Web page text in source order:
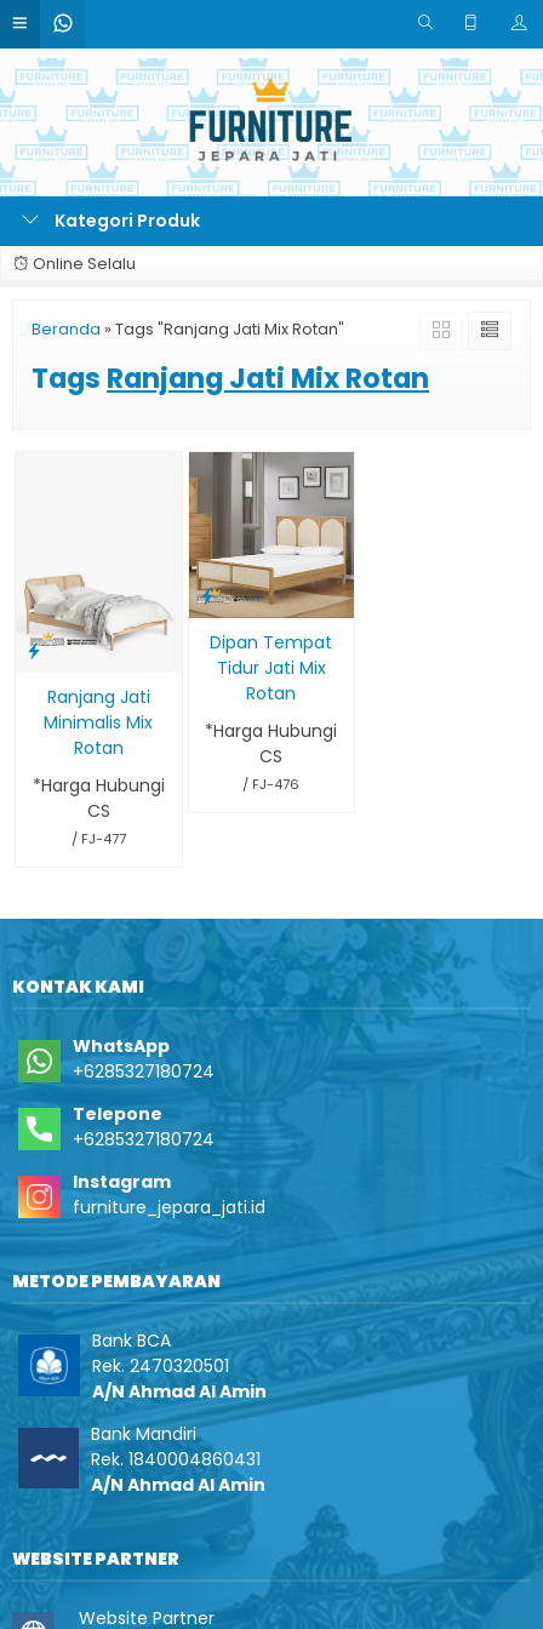
Kategori Produk
Online Selalu
Beranda » Tags "Ranjang Jati Mix Rotan"
Tags Ranjang Jati Mix Rotan
Ranjang Jati
Minimalis Mix
Rotan
*Harga Hubungi
CS
/ FJ-477
Dipan Tempat
Tidur Jati Mix
Rotan
*Harga Hubungi
CS
/ FJ-476
KONTAK KAMI
WhatsApp
+6285327180724
Telepone
+6285327180724
Instagram
furniture_jepara_jati.id
METODE PEMBAYARAN
Bank BCA
Rek. 2470320501
A/N Ahmad Al Amin
Bank Mandiri
Rek. 1840004860431
A/N Ahmad Al Amin
WEBSITE PARTNER
Website Partner